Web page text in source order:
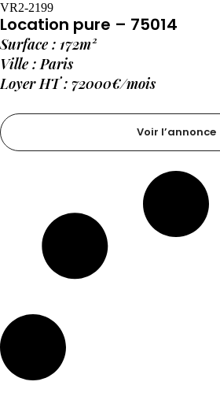
VR2-2199
Location pure – 75014
Surface : 172m²
Ville : Paris
Loyer HT : 72000€/mois
Voir l’annonce